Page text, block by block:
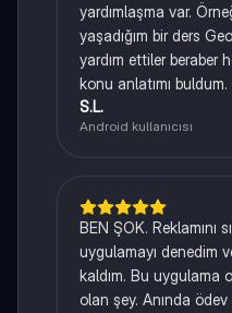
yardımlaşma var.
yaşadığım bir ders
yardım ettiler beraber
konu anlatımı
S.L.
Android kullanıcısı
BEN ŞOK. Reklamını
uygulamayı denedim
kaldım. Bu uygulama
olan şey. Anında ödev